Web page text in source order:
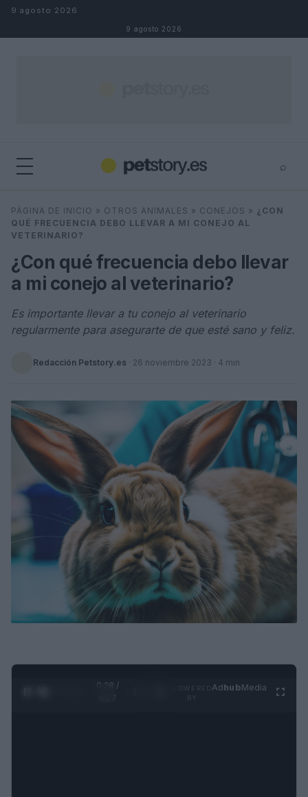
Saltar al contenido
9 agosto 2026
9 agosto 2026
⌕
Buscar ⌕ ×
PÁGINA DE INICIO » OTROS ANIMALES » CONEJOS » ¿CON
QUÉ FRECUENCIA DEBO LLEVAR A MI CONEJO AL
VETERINARIO?
¿Con qué frecuencia debo llevar
a mi conejo al veterinario?
Es importante llevar a tu conejo al veterinario
regularmente para asegurarte de que esté sano y feliz.
Redacción Petstory.es · 26 noviembre 2023 · 4 min
0:29 /
AdhubMedia